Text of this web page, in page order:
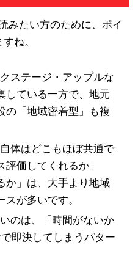
みたい方のために、ポイ
ね。
ステージ・アップルな
している一方で、地元
の「地域密着型」も複
体はどこもほぼ共通で
価してくれるか」
か」は、大手より地域
が多いです。
のは、「時間がないか
即決してしまうパター